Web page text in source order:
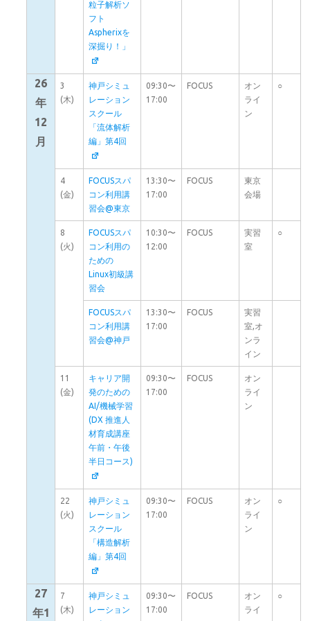
粒子解析ソ
フト
Aspherixを
深掘り！」
26
年
12
月
3
(木)
神戸シミュ
レーション
スクール
「流体解析
編」第4回
09:30〜
17:00
FOCUS
オン
ライ
ン
○
4
(金)
FOCUSスパ
コン利用講
習会@東京
13:30〜
17:00
FOCUS
東京
会場
8
(火)
FOCUSスパ
コン利用の
ための
Linux初級講
習会
10:30〜
12:00
FOCUS
実習
室
○
FOCUSスパ
コン利用講
習会@神戸
13:30〜
17:00
FOCUS
実習
室,オ
ンラ
イン
11
(金)
キャリア開
発のための
AI/機械学習
(DX 推進人
材育成講座
午前・午後
半日コース)
09:30〜
17:00
FOCUS
オン
ライ
ン
22
(火)
神戸シミュ
レーション
スクール
「構造解析
編」第4回
09:30〜
17:00
FOCUS
オン
ライ
ン
○
27
年1
7
(木)
神戸シミュ
レーション
09:30〜
17:00
FOCUS
オン
ライ
○